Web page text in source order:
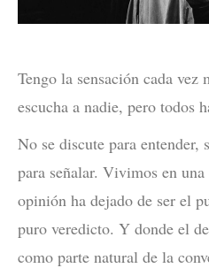
Tengo la sensación cada vez
escucha a nadie, pero todos
No se discute para entender,
para señalar. Vivimos en
opinión ha dejado de ser el
puro veredicto. Y donde el
como parte natural de la